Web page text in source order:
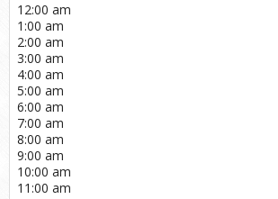
12:00 am
1:00 am
2:00 am
3:00 am
4:00 am
5:00 am
6:00 am
7:00 am
8:00 am
9:00 am
10:00 am
11:00 am